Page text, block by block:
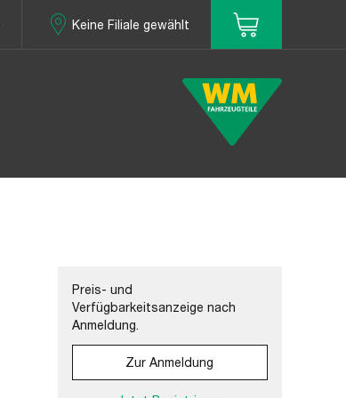
Keine Filiale gewählt
Preis- und
Verfügbarkeitsanzeige nach
Anmeldung.
Zur Anmeldung